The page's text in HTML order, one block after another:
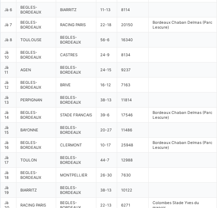
Jà 6
BEGLES-
BORDEAUX
BIARRITZ 11-13 8114
Jà 7
BEGLES-
BORDEAUX
RACING PARIS 22-18 20150
Bordeaux Chaban Delmas (Parc
Lescure)
Jà 8 TOULOUSE
BEGLES-
BORDEAUX
56-6 16340
Jà
10
BEGLES-
BORDEAUX
CASTRES 24-9 8134
Jà
11
AGEN
BEGLES-
BORDEAUX
24-15 9237
Jà
12
BEGLES-
BORDEAUX
BRIVE 16-12 7163
Jà
13
PERPIGNAN
BEGLES-
BORDEAUX
38-13 11814
Jà
14
BEGLES-
BORDEAUX
STADE FRANCAIS 39-6 17546
Bordeaux Chaban Delmas (Parc
Lescure)
Jà
15
BAYONNE
BEGLES-
BORDEAUX
20-27 11486
Jà
16
BEGLES-
BORDEAUX
CLERMONT 10-17 25948
Bordeaux Chaban Delmas (Parc
Lescure)
Jà
17
TOULON
BEGLES-
BORDEAUX
44-7 12988
Jà
18
BEGLES-
BORDEAUX
MONTPELLIER 26-30 7630
Jà
19
BIARRITZ
BEGLES-
BORDEAUX
38-13 10122
Jà
RACING PARIS
BEGLES-
22-13 6271
Colombes Stade Yves du